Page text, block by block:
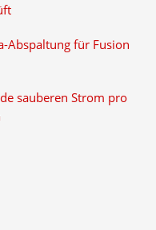
Abspaltung für Fusion
sauberen Strom pro